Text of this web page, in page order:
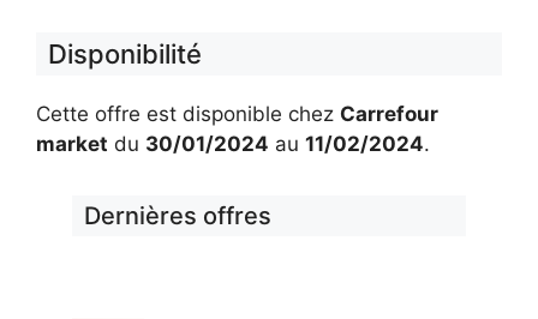
Disponibilité
Cette offre est disponible chez Carrefour
market du 30/01/2024 au 11/02/2024.
Dernières offres